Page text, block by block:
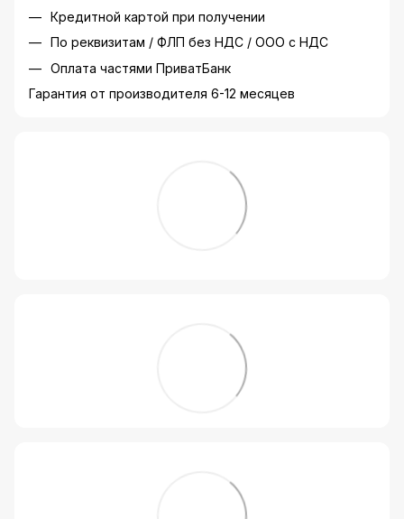
Кредитной картой при получении
По реквизитам / ФЛП без НДС / ООО с НДС
Оплата частями ПриватБанк
Гарантия от производителя 6-12 месяцев